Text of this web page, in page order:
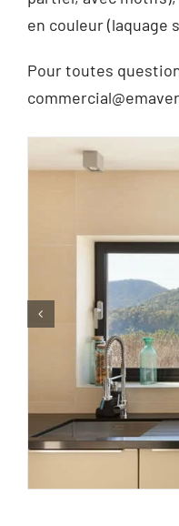
en couleur (laquage
Pour toutes